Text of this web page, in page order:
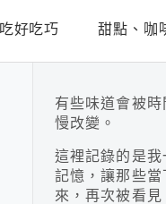
吃好吃巧 甜點、咖
有些味道會被
慢改變。
這裡記錄的是
記憶，讓那些
來，再次被看見